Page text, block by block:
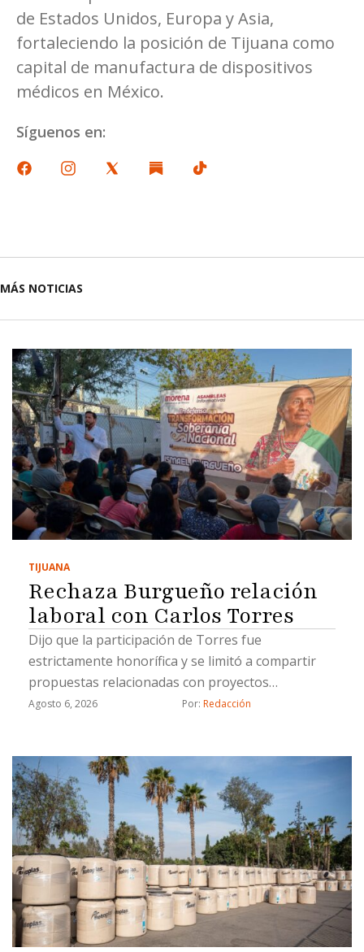
de Estados Unidos, Europa y Asia,
fortaleciendo la posición de Tijuana como
capital de manufactura de dispositivos
médicos en México.
Síguenos en:
MÁS NOTICIAS
TIJUANA
Rechaza Burgueño relación
laboral con Carlos Torres
Dijo que la participación de Torres fue
estrictamente honorífica y se limitó a compartir
propuestas relacionadas con proyectos
estratégicos
Agosto 6, 2026 Por: Redacción